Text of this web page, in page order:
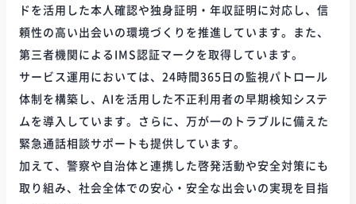
ドを活用した本人確認や独身証明・年収証明に対応し、信
頼性の高い出会いの環境づくりを推進しています。また、
第三者機関によるIMS認証マークを取得しています。
サービス運用においては、24時間365日の監視パトロール
体制を構築し、AIを活用した不正利用者の早期検知システ
ムを導入しています。さらに、万が一のトラブルに備えた
緊急通話相談サポートも提供しています。
加えて、警察や自治体と連携した啓発活動や安全対策にも
取り組み、社会全体での安心・安全な出会いの実現を目指